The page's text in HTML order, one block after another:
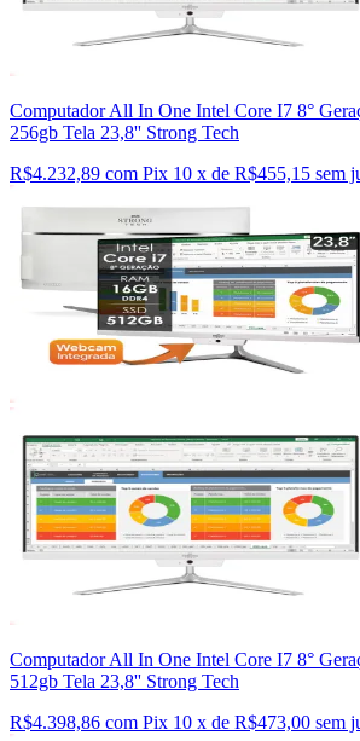
Computador All In One Intel Core I7 8°
256gb Tela 23,8'' Strong Tech
R$4.232,89 com Pix 10 x de R$455,15 sem
Computador All In One Intel Core I7 8°
512gb Tela 23,8'' Strong Tech
R$4.398,86 com Pix 10 x de R$473,00 sem